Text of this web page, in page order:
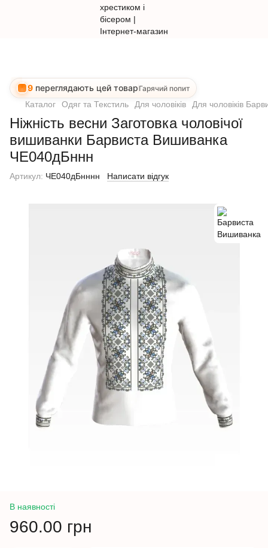
9 переглядають цей товар Гарячий попит
Каталог Одяг та Текстиль Для чоловіків Для чоловіків
Ніжність весни Заготовка чоловічої
вишиванки Барвиста Вишиванка
ЧЕ040дБннн
Артикул: ЧЕ040дБнннн Написати відгук
В наявності
960.00 грн